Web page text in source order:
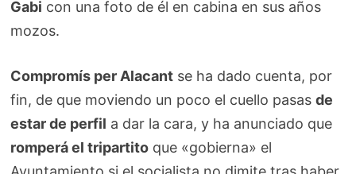
Gabi con una foto de él en cabina en sus años
mozos.
Compromís per Alacant se ha dado cuenta, por
fin, de que moviendo un poco el cuello pasasde
estar de perfil a dar la cara, y ha anunciado que
romperá el tripartito que «gobierna» el